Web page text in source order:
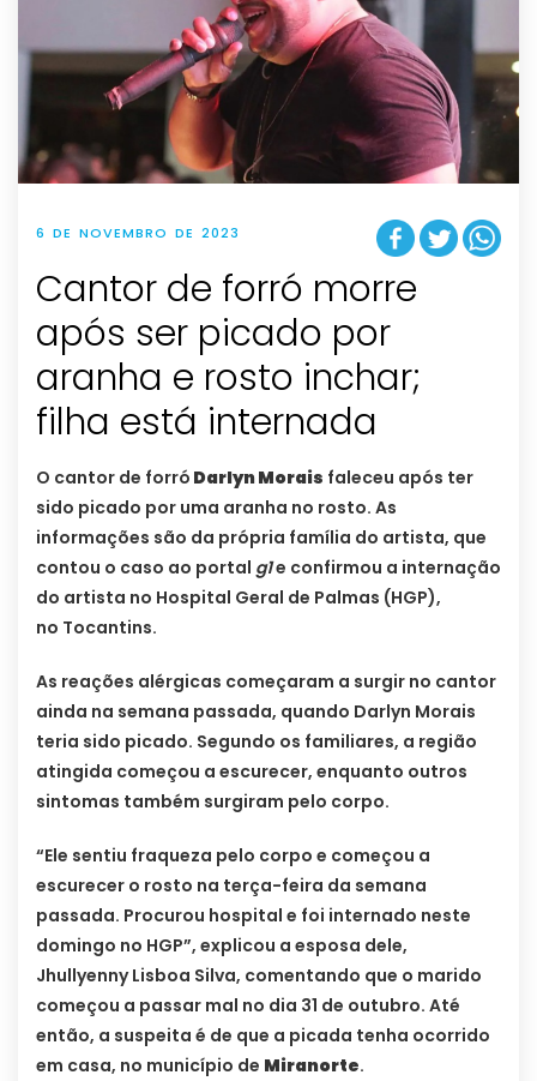
6 DE NOVEMBRO DE 2023
Cantor de forró morre
após ser picado por
aranha e rosto inchar;
filha está internada
O cantor de forró Darlyn Morais faleceu após ter
sido picado por uma aranha no rosto. As
informações são da própria família do artista, que
contou o caso ao portal g1e confirmou a internação
do artista no Hospital Geral de Palmas (HGP),
no Tocantins.
As reações alérgicas começaram a surgir no cantor
ainda na semana passada, quando Darlyn Morais
teria sido picado. Segundo os familiares, a região
atingida começou a escurecer, enquanto outros
sintomas também surgiram pelo corpo.
“Ele sentiu fraqueza pelo corpo e começou a
escurecer o rosto na terça-feira da semana
passada. Procurou hospital e foi internado neste
domingo no HGP”, explicou a esposa dele,
Jhullyenny Lisboa Silva, comentando que o marido
começou a passar mal no dia 31 de outubro. Até
então, a suspeita é de que a picada tenha ocorrido
em casa, no município de Miranorte.